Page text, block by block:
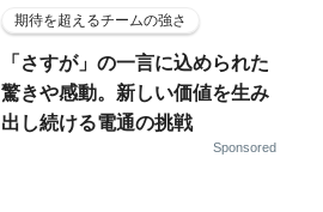
期待を超えるチームの強さ
「さすが」の一言に込められた
驚きや感動。新しい価値を生み
出し続ける電通の挑戦
Sponsored